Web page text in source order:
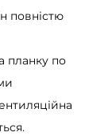
повністю
планку по